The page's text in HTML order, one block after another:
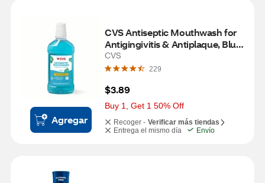
Agregar
CVS Antiseptic Mouthwash for
Antigingivitis & Antiplaque, Blue
Mint, 16.9 OZ
CVS
229
$3.89
Buy 1, Get 1 50% Off
Recoger - Verificar más tiendas
Entrega el mismo día
Envío